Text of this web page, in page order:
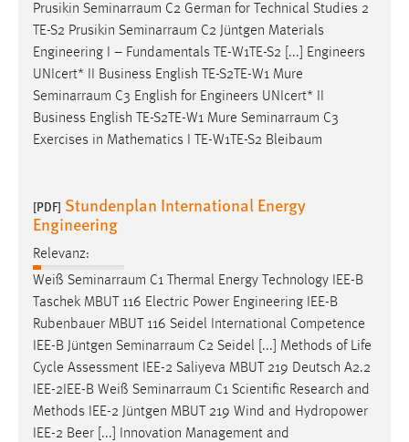
Prusikin Seminarraum C2 German for Technical Studies 2
TE-S2 Prusikin Seminarraum C2 Jüntgen Materials
Engineering I – Fundamentals TE-W1TE-S2 [...] Engineers
UNIcert* II Business English TE-S2TE-W1 Mure
Seminarraum C3 English for Engineers UNIcert* II
Business English TE-S2TE-W1 Mure Seminarraum C3
Exercises in Mathematics I TE-W1TE-S2 Bleibaum
[PDF] Stundenplan International Energy
Engineering
Relevanz:
Weiß Seminarraum C1 Thermal Energy Technology IEE-B
Taschek MBUT 116 Electric Power Engineering IEE-B
Rubenbauer MBUT 116 Seidel International Competence
IEE-B Jüntgen Seminarraum C2 Seidel [...] Methods of Life
Cycle Assessment IEE-2 Saliyeva MBUT 219 Deutsch A2.2
IEE-2IEE-B Weiß Seminarraum C1 Scientific Research and
Methods IEE-2 Jüntgen MBUT 219 Wind and Hydropower
IEE-2 Beer [...] Innovation Management and
Cookie Laufzeit:
30 Tage
Chat
Name:
MibewSessionID, MIBEW_UserID, mibew_locale, mibew-
Zweck:
Wird benötigt um die Chatfunktion nutzen zu können.
Cookie Laufzeit:
MibewSessionID, mibew-chat-frame-style-
Login
Name:
fe_user, be_user, be_lastLoginProvider